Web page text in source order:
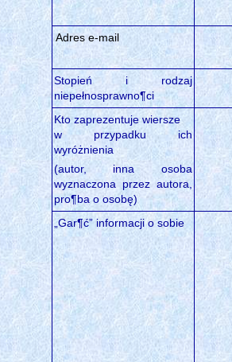
Adres e-mail
Stopień i rodzaj
niepełnosprawno¶ci
Kto zaprezentuje wiersze
w przypadku ich
wyróżnienia
(autor, inna osoba
wyznaczona przez autora,
pro¶ba o osobę)
„Gar¶ć” informacji o sobie